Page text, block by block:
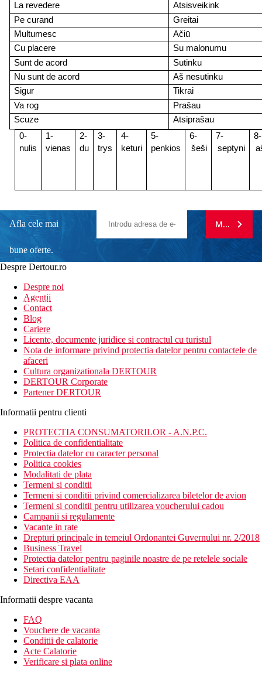
La revedere
Atsisveikink
Pe curand
Greitai
Multumesc
Ačiū
Cu placere
Su malonumu
Sunt de acord
Sutinku
Nu sunt de acord
Aš nesutinku
Sigur
Tikrai
Va rog
Prašau
Scuze
Atsiprašau
0-
nulis
1-
vienas
2-
du
3-
trys
4-
keturi
5-
penkios
6-
šeši
7-
septyni
8-
Afla cele mai
bune oferte.
newsletter!
MA
Despre Dertour.ro
Despre noi
Agentii
Contact
Blog
Cariere
Licente, documente juridice si contractul cu turistul
Nota de informare privind protectia datelor pentru contactele de
afaceri
Cultura organizationala DERTOUR
DERTOUR Corporate
Partener DERTOUR
Informatii pentru clienti
PROTECTIA CONSUMATORILOR - A.N.P.C.
Politica de confidentialitate
Protectia datelor cu caracter personal
Politica cookies
Modalitati de plata
Termeni si conditii
Termeni si conditii privind comercializarea biletelor de avion
Termeni si conditii pentru utilizarea voucherului cadou
Campanii si regulamente
Vacante in rate
Drepturi principale in temeiul Ordonantei Guvernului nr. 2/2018
Business Travel
Protectia datelor pentru paginile noastre de pe retelele sociale
Setari confidentialitate
Directiva EAA
Informatii despre vacanta
FAQ
Vouchere de vacanta
Conditii de calatorie
Acte Calatorie
Verificare si plata online